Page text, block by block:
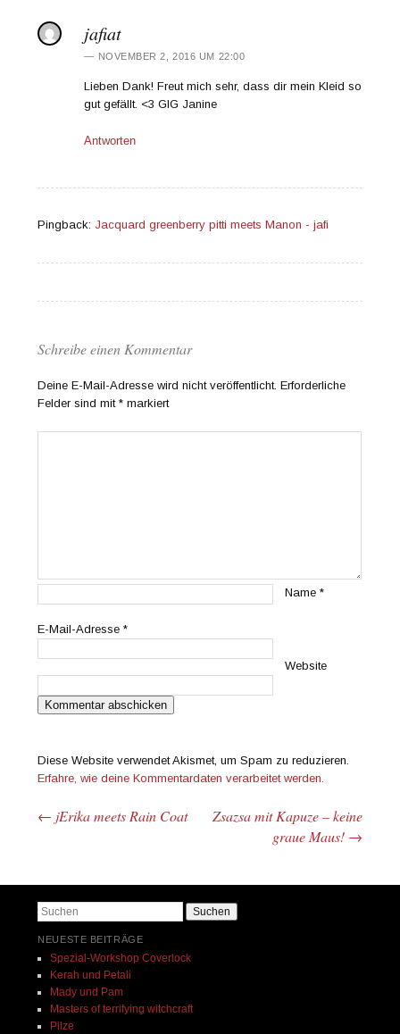
jafiat
NOVEMBER 2, 2016 UM 22:00
Lieben Dank! Freut mich sehr, dass dir mein Kleid so
gut gefällt. <3 GlG Janine
Antworten
Pingback: Jacquard greenberry pitti meets Manon - jafi
Schreibe einen Kommentar
Deine E-Mail-Adresse wird nicht veröffentlicht. Erforderliche
Felder sind mit* markiert
Name*
E-Mail-Adresse*
Website
Diese Website verwendet Akismet, um Spam zu reduzieren.
Erfahre, wie deine Kommentardaten verarbeitet werden.
Beitrags-Navigation
← jErika meets Rain Coat
Zsazsa mit Kapuze – keine
graue Maus! →
Suchen
NEUESTE BEITRÄGE
Spezial-Workshop Coverlock
Kerah und Petali
Mady und Pam
Masters of terrifying witchcraft
Pilze